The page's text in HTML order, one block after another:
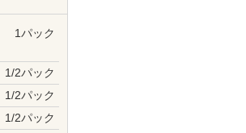
1パック
1/2パック
1/2パック
1/2パック